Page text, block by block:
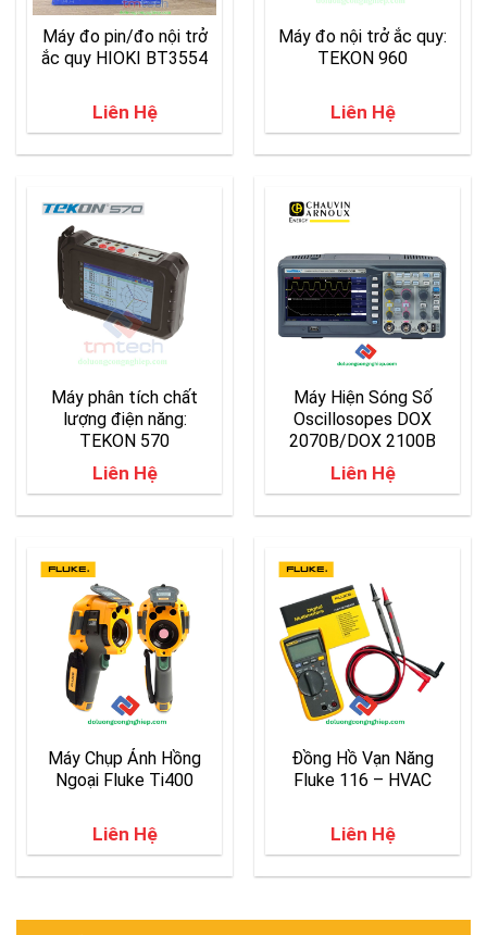
Máy đo pin/đo nội trở
ắc quy HIOKI BT3554
Liên Hệ
Máy đo nội trở ắc quy:
TEKON 960
Liên Hệ
Máy phân tích chất
lượng điện năng:
TEKON 570
Liên Hệ
Máy Hiện Sóng Số
Oscillosopes DOX
2070B/DOX 2100B
Liên Hệ
Máy Chụp Ảnh Hồng
Ngoại Fluke Ti400
Liên Hệ
Đồng Hồ Vạn Năng
Fluke 116 – HVAC
Liên Hệ